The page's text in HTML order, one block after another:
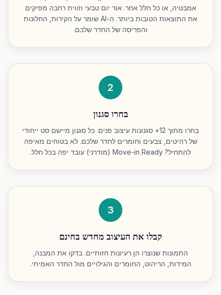
אמבטיה, או כל חלל אחר. אור יום טבעי וזווית רחבה מפיקים
את התוצאות הטובות ביותר. ה-AI שומר על הקירות, החלונות
והפריסה של החדר שלכם.
2
בחרו סגנון
בחרו מתוך 12+ סגנונות עיצוב פנים. כל סגנון מיישם סט ייחודי
של רהיטים, צבעים וחומרים לחדר שלכם. לא בטוחים מאיפה
להתחיל? Move-in Ready (מודרני) עובד יפה בכל חלל.
3
קבלו את העיצוב מחדש בחינם
התמונות שנוצרו הן רעיונות חזותיים. בדקו את המבנה,
המידות, הריהוט, החומרים והגילויים מול החדר האמיתי.